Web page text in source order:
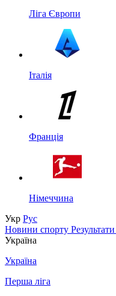
Ліга Європи
Італія
Франція
Німеччина
Укр Рус
Новини спорту Результати
Україна
Україна
Перша ліга